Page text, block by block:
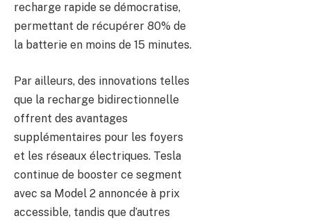
recharge rapide se démocratise,
permettant de récupérer 80% de
la batterie en moins de 15 minutes.
Par ailleurs, des innovations telles
que la recharge bidirectionnelle
offrent des avantages
supplémentaires pour les foyers
et les réseaux électriques. Tesla
continue de booster ce segment
avec sa Model 2 annoncée à prix
accessible, tandis que d’autres